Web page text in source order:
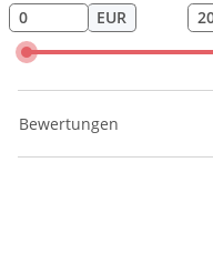
EUR
Bewertungen